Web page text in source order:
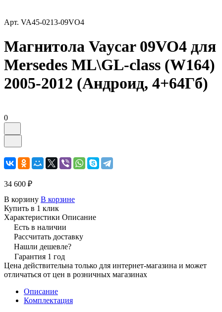
Арт. VA45-0213-09VO4
Магнитола Vaycar 09VO4 для
Mersedes ML\GL-class (W164)
2005-2012 (Андроид, 4+64Гб)
0
34 600 ₽
В корзину В корзине
Купить в 1 клик
Характеристики Описание
Есть в наличии
Рассчитать доставку
Нашли дешевле?
Гарантия 1 год
Цена действительна только для интернет-магазина и может
отличаться от цен в розничных магазинах
Описание
Комплектация